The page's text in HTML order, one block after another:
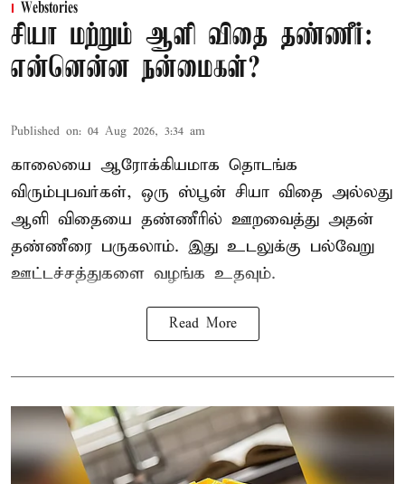
Webstories
சியா மற்றும் ஆளி விதை தண்ணீர்:
என்னென்ன நன்மைகள்?
Published on: 04 Aug 2026, 3:34 am
காலையை ஆரோக்கியமாக தொடங்க
விரும்புபவர்கள், ஒரு ஸ்பூன் சியா விதை அல்லது
ஆளி விதையை தண்ணீரில் ஊறவைத்து அதன்
தண்ணீரை பருகலாம். இது உடலுக்கு பல்வேறு
ஊட்டச்சத்துகளை வழங்க உதவும்.
Read More